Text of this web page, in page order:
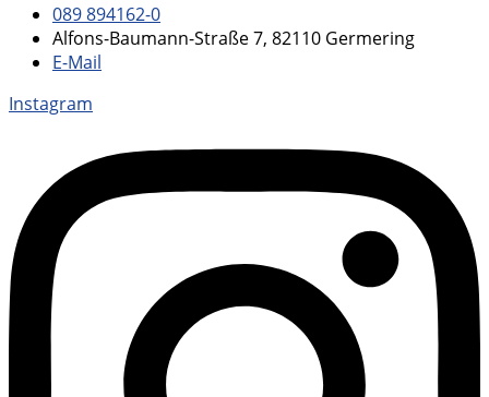
089 894162-0
Alfons-Baumann-Straße 7, 82110 Germering
E-Mail
Instagram